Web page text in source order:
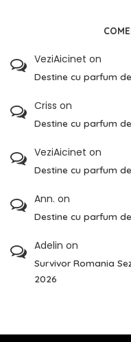
VeziAicinet on
Destine cu parfum
Criss on
Destine cu parfum
VeziAicinet on
Destine cu parfum
Ann. on
Destine cu parfum
Adelin on
Survivor Romania
2026